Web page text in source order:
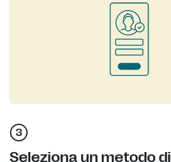
Seleziona un metodo di